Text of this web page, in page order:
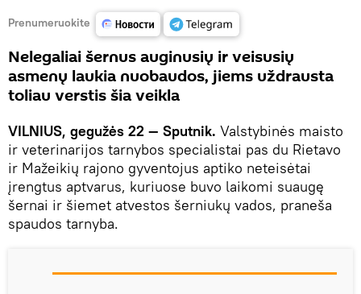
Prenumeruokite
Nelegaliai šernus auginusių ir veisusių
asmenų laukia nuobaudos, jiems uždrausta
toliau verstis šia veikla
VILNIUS, gegužės 22 — Sputnik. Valstybinės maisto
ir veterinarijos tarnybos specialistai pas du Rietavo
ir Mažeikių rajono gyventojus aptiko neteisėtai
įrengtus aptvarus, kuriuose buvo laikomi suaugę
šernai ir šiemet atvestos šerniukų vados, praneša
spaudos tarnyba.